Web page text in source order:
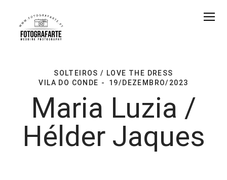
SOLTEIROS / LOVE THE DRESS
VILA DO CONDE
19/DEZEMBRO/2023
Maria Luzia /
Hélder Jaques